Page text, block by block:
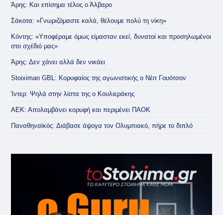
Άρης: Και επίσημα τέλος ο Άλβαρο
Σάκοτα: «Γνωριζόμαστε καλά, θέλουμε πολύ τη νίκη»
Κόντης: «Υποφέραμε όμως είμασταν εκεί, δυνατοί και προσηλωμένοι
στο σχέδιό μας»
Άρης: Δεν χάνει αλλά δεν νικάει
Stoiximan GBL: Κορυφαίος της αγωνιστικής ο Νέιτ Γουότσον
Ίντερ: Ψηλά στην λίστα της ο Κουλιεράκης
ΑΕΚ: Απολαμβάνει κορυφή και περιμένει ΠΑΟΚ
Παναθηναϊκός: Διάβασε άψογα τον Ολυμπιακό, πήρε το διπλό